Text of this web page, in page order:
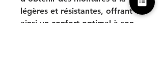
légères et résistantes, offrant
ainsi un confort optimal à son